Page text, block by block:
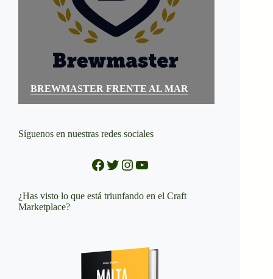
BREWMASTER FRENTE AL MAR
Síguenos en nuestras redes sociales
Facebook
Twitter
Instagram
YouTube
¿Has visto lo que está triunfando en el Craft
Marketplace?